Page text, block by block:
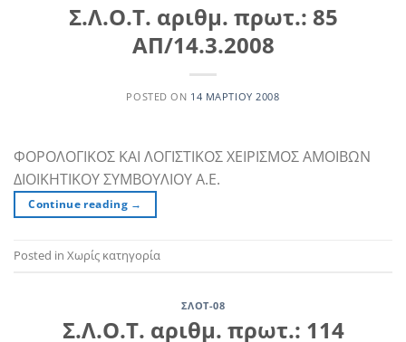
Σ.Λ.Ο.Τ. αριθμ. πρωτ.: 85
ΑΠ/14.3.2008
POSTED ON 14 ΜΑΡΤΊΟΥ 2008
ΦΟΡΟΛΟΓΙΚΟΣ ΚΑΙ ΛΟΓΙΣΤΙΚΟΣ ΧΕΙΡΙΣΜΟΣ ΑΜΟΙΒΩΝ
ΔΙΟΙΚΗΤΙΚΟΥ ΣΥΜΒΟΥΛΙΟΥ Α.Ε.
Continue reading →
Posted in Χωρίς κατηγορία
ΣΛΟΤ-08
Σ.Λ.Ο.Τ. αριθμ. πρωτ.: 114